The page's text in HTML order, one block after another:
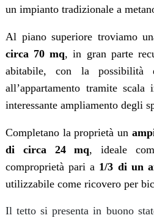
un impianto tradizionale a
Al piano superiore troviamo
circa 70 mq, in gran parte
abitabile, con la possibilità
all’appartamento tramite
interessante ampliamento degli
Completano la proprietà un
di circa 24 mq, ideale
comproprietà pari a 1/3 di un
utilizzabile come ricovero per
Il tetto si presenta in buono